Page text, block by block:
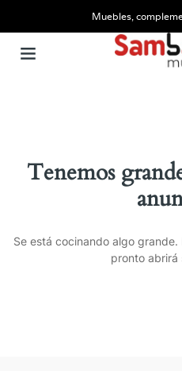
Muebles,
Tenemos
Se está cocinando algo
pronto abrirá